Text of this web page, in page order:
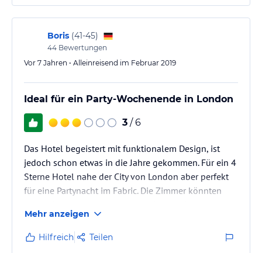
Boris (41-45)
44 Bewertungen
Vor 7 Jahren • Alleinreisend im Februar 2019
Ideal für ein Party-Wochenende in London
3 / 6
Das Hotel begeistert mit funktionalem Design, ist
jedoch schon etwas in die Jahre gekommen. Für ein 4
Sterne Hotel nahe der City von London aber perfekt
für eine Partynacht im Fabric. Die Zimmer könnten
kommen und gehen, und im Bad merkt man das
Einschalten der Nachbardusche durch Tropfen in der
eigenen Dusche.
Mehr anzeigen
Hilfreich Teilen